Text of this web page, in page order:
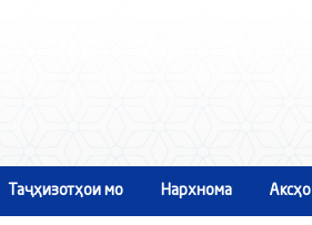
Таҷҳизотҳои мо Нархнома Аксҳо